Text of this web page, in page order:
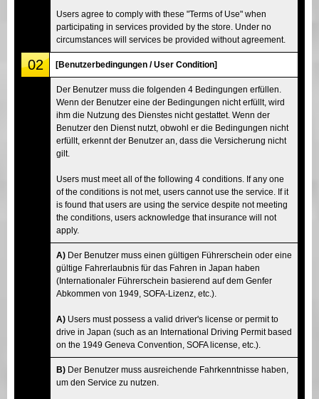
Users agree to comply with these "Terms of Use" when
participating in services provided by the store. Under no
circumstances will services be provided without agreement.
02 [Benutzerbedingungen / User Condition]
Der Benutzer muss die folgenden 4 Bedingungen erfüllen.
Wenn der Benutzer eine der Bedingungen nicht erfüllt, wird
ihm die Nutzung des Dienstes nicht gestattet. Wenn der
Benutzer den Dienst nutzt, obwohl er die Bedingungen nicht
erfüllt, erkennt der Benutzer an, dass die Versicherung nicht
gilt.
Users must meet all of the following 4 conditions. If any one
of the conditions is not met, users cannot use the service. If it
is found that users are using the service despite not meeting
the conditions, users acknowledge that insurance will not
apply.
A) Der Benutzer muss einen gültigen Führerschein oder eine
gültige Fahrerlaubnis für das Fahren in Japan haben
(Internationaler Führerschein basierend auf dem Genfer
Abkommen von 1949, SOFA-Lizenz, etc.).
A) Users must possess a valid driver's license or permit to
drive in Japan (such as an International Driving Permit based
on the 1949 Geneva Convention, SOFA license, etc.).
B) Der Benutzer muss ausreichende Fahrkenntnisse haben,
um den Service zu nutzen.